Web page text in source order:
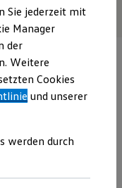
Sie jederzeit mit
Manager
der
Weitere
Cookies
und unserer
werden durch